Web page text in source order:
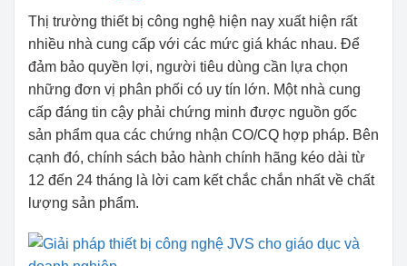
Thị trường thiết bị công nghệ hiện nay xuất hiện rất
nhiều nhà cung cấp với các mức giá khác nhau. Để
đảm bảo quyền lợi, người tiêu dùng cần lựa chọn
những đơn vị phân phối có uy tín lớn. Một nhà cung
cấp đáng tin cậy phải chứng minh được nguồn gốc
sản phẩm qua các chứng nhận CO/CQ hợp pháp. Bên
cạnh đó, chính sách bảo hành chính hãng kéo dài từ
12 đến 24 tháng là lời cam kết chắc chắn nhất về chất
lượng sản phẩm.